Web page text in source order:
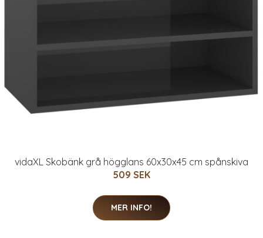
vidaXL Skobänk grå högglans 60x30x45 cm spånskiva
509 SEK
MER INFO!